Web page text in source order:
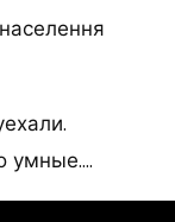
умные….